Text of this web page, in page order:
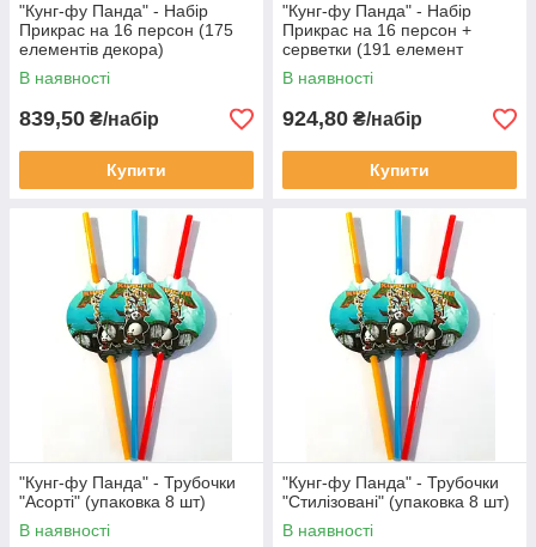
"Кунг-фу Панда" - Набір
Прикрас на 16 персон (175
елементів декора)
В наявності
839,50 ₴/набір
Купити
"Кунг-фу Панда" - Набір
Прикрас на 16 персон +
серветки (191 елемент
декора)
В наявності
924,80 ₴/набір
Купити
"Кунг-фу Панда" - Трубочки
"Асорті" (упаковка 8 шт)
В наявності
"Кунг-фу Панда" - Трубочки
"Стилізовані" (упаковка 8 шт)
В наявності